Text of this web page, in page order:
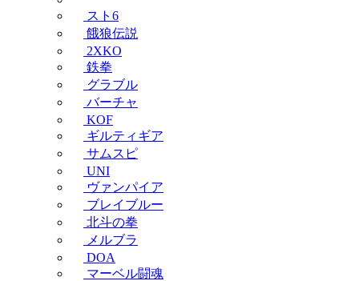
スト6
餓狼伝説
2XKO
鉄拳
グラブル
バーチャ
KOF
ギルティギア
サムスピ
UNI
ヴァンパイア
ブレイブルー
北斗の拳
メルブラ
DOA
マーベル闘魂